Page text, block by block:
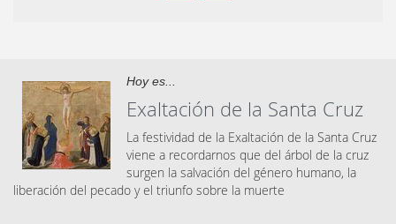
Hoy es...
Exaltación de la Santa Cruz
La festividad de la Exaltación de la Santa Cruz
viene a recordarnos que del árbol de la cruz
surgen la salvación del género humano, la
liberación del pecado y el triunfo sobre la muerte